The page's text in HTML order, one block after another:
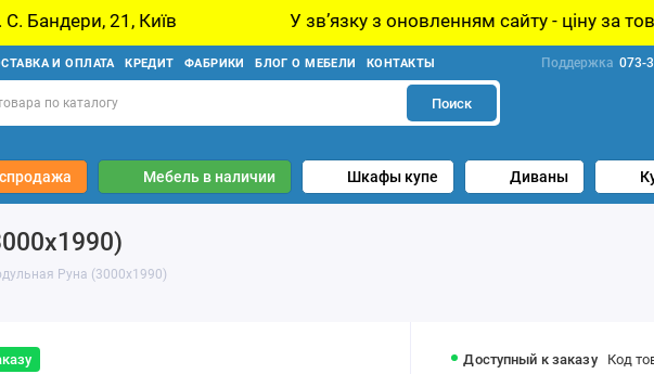
У звʼязку з оновленням сайту - ціну за товар уточнюйте
И ОПЛАТА КРЕДИТ ФАБРИКИ БЛОГ О МЕБЕЛИ КОНТАКТЫ Поддержка 073-
Поиск
Мебель в наличии Шкафы купе Диваны
Руна (3000х1990)
Доступный к заказу Код